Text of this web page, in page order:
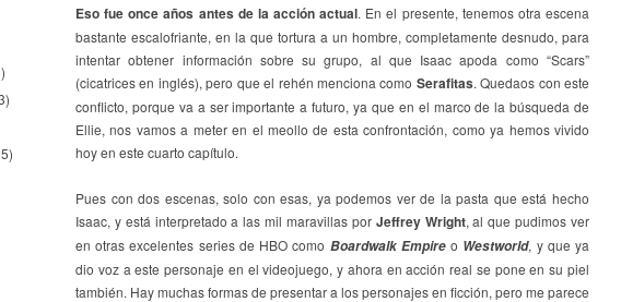
Eso fue once años antes de la acción actual. En el presente, tenemos otra escena
bastante escalofriante, en la que tortura a un hombre, completamente desnudo, para
intentar obtener información sobre su grupo, al que Isaac apoda como “Scars”
(cicatrices en inglés), pero que el rehén menciona como Serafitas. Quedaos con este
conflicto, porque va a ser importante a futuro, ya que en el marco de la búsqueda de
Ellie, nos vamos a meter en el meollo de esta confrontación, como ya hemos vivido
hoy en este cuarto capítulo.
Pues con dos escenas, solo con esas, ya podemos ver de la pasta que está hecho
Isaac, y está interpretado a las mil maravillas por Jeffrey Wright, al que pudimos ver
en otras excelentes series de HBO como Boardwalk Empireo Westworld, y que ya
dio voz a este personaje en el videojuego, y ahora en acción real se pone en su piel
también. Hay muchas formas de presentar a los personajes en ficción, pero me parece